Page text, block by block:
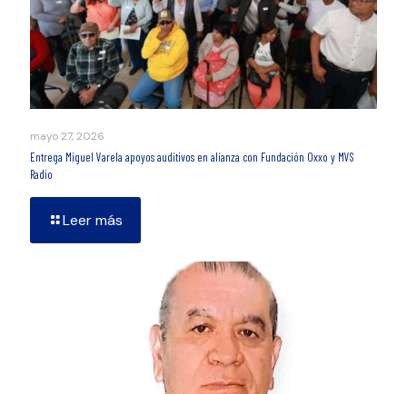
mayo 27, 2026
Entrega Miguel Varela apoyos auditivos en alianza con Fundación Oxxo y MVS
Radio
Leer más